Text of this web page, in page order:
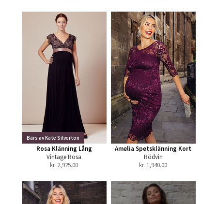
Bärs av Kate Silverton
Rosa Klänning Lång
Vintage Rosa
kr. 2,925.00
Amelia Spetsklänning Kort
Rödvin
kr. 1,940.00